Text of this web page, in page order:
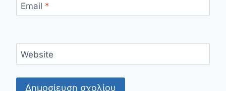
Email *
Website